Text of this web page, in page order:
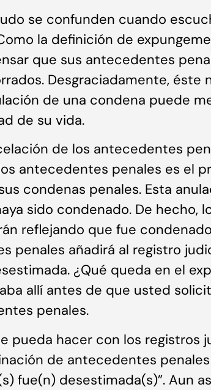
se confunden cuando
la definición de
que sus antecedentes
Desgraciadamente, éste
de una condena puede
de su vida.
de los antecedentes
antecedentes penales es el
condenas penales. Esta
sido condenado. De hecho,
reflejando que fue
penales añadirá al registro
¿Qué queda en el
allí antes de que usted
penales.
pueda hacer con los registros
de antecedentes
fue(n) desestimada(s)”. Aun